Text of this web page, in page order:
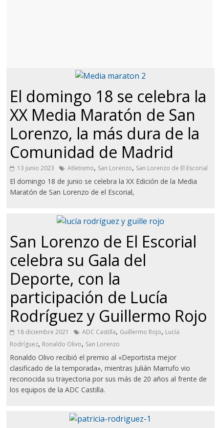
El domingo 18 se celebra la
XX Media Maratón de San
Lorenzo, la más dura de la
Comunidad de Madrid
13 junio 2023 Atletismo, San Lorenzo, San Lorenzo de El Escorial
El domingo 18 de junio se celebra la XX Edición de la Media
Maratón de San Lorenzo de el Escorial,
San Lorenzo de El Escorial
celebra su Gala del
Deporte, con la
participación de Lucía
Rodríguez y Guillermo Rojo
18 diciembre 2021 ADC Castilla, Guillermo Rojo, Lucía
Rodríguez, Ronaldo Olivo, San Lorenzo
Ronaldo Olivo recibió el premio al «Deportista mejor
clasificado de la temporada», mientras Julián Marrufo vio
reconocida su trayectoria por sus más de 20 años al frente de
los equipos de la ADC Castilla.